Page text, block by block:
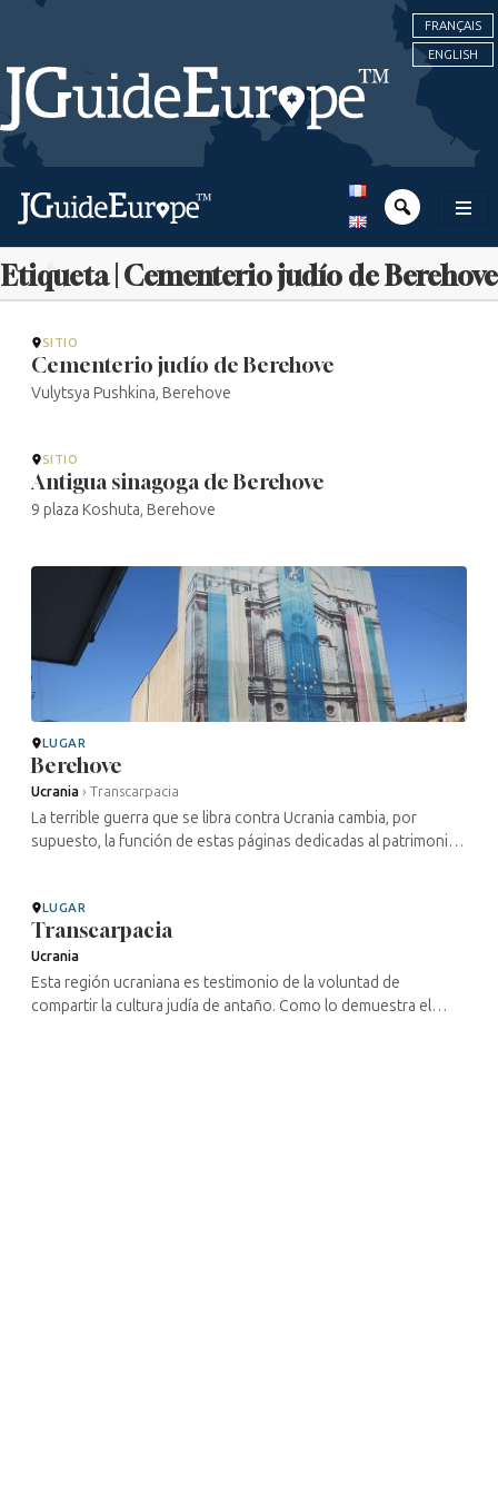
FRANÇAIS
ENGLISH
Etiqueta | Cementerio judío de Berehove
SITIO
Cementerio judío de Berehove
Vulytsya Pushkina, Berehove
SITIO
Antigua sinagoga de Berehove
9 plaza Koshuta, Berehove
LUGAR
Berehove
Ucrania › Transcarpacia
La terrible guerra que se libra contra Ucrania cambia, por
supuesto, la función de estas páginas dedicadas al patrimonio
LUGAR
Transcarpacia
Ucrania
Esta región ucraniana es testimonio de la voluntad de
compartir la cultura judía de antaño. Como lo demuestra el